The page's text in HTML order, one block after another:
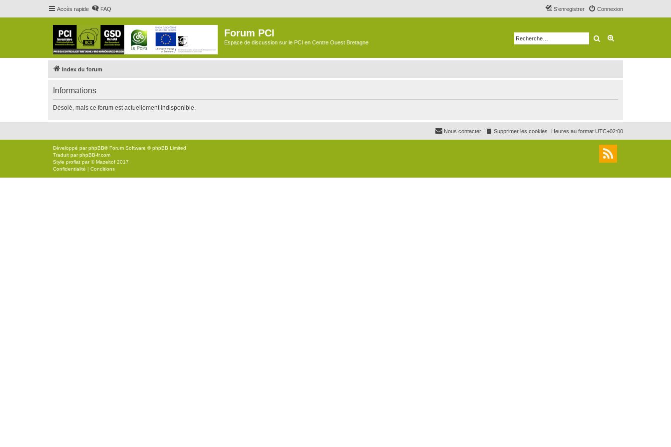
Accès rapide FAQ Connexion
S’enregistrer
Forum PCI
Espace de discussion sur le PCI en Centre Ouest Bretagne Rechercher
Index du forum
Informations
Désolé, mais ce forum est actuellement indisponible.
Heures au format UTC+02:00
Supprimer les cookies
Nous contacter
Développé parphpBB® Forum Software © phpBB Limited
Traduit parphpBB-fr.com
Style proflat par ©Mazeltof 2017
Confidentialité | Conditions